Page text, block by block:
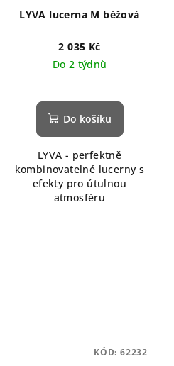
LYVA lucerna M béžová
2 035 Kč
Do 2 týdnů
Do košíku
LYVA - perfektně
kombinovatelné lucerny s
efekty pro útulnou
atmosféru
KÓD: 62232